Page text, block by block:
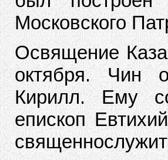
Московского
Освящение
октября. Чин
Кирилл. Ему
епископ